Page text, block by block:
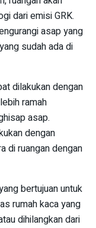
dari emisi GRK.
asap yang
sudah ada di
dilakukan dengan
ramah
asap.
dengan
di ruangan dengan
bertujuan untuk
rumah kaca yang
dihilangkan dari